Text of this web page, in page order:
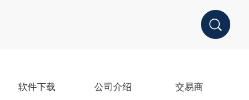
软件下载 公司介绍 交易商